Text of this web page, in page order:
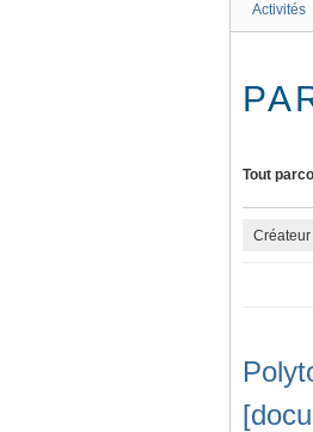
Activités
Tout